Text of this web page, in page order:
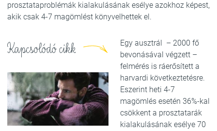
prosztataproblémák kialakulásának esélye azokhoz képest,
akik csak 4-7 magömlést könyvelhettek el.
Kapcsolódó cikk
Egy ausztrál – 2000 fő
bevonásával végzett –
felmérés is ráerősített a
harvardi következtetésre.
Eszerint heti 4-7
magömlés esetén 36%-kal
csökkent a prosztatarák
kialakulásának esélye 70